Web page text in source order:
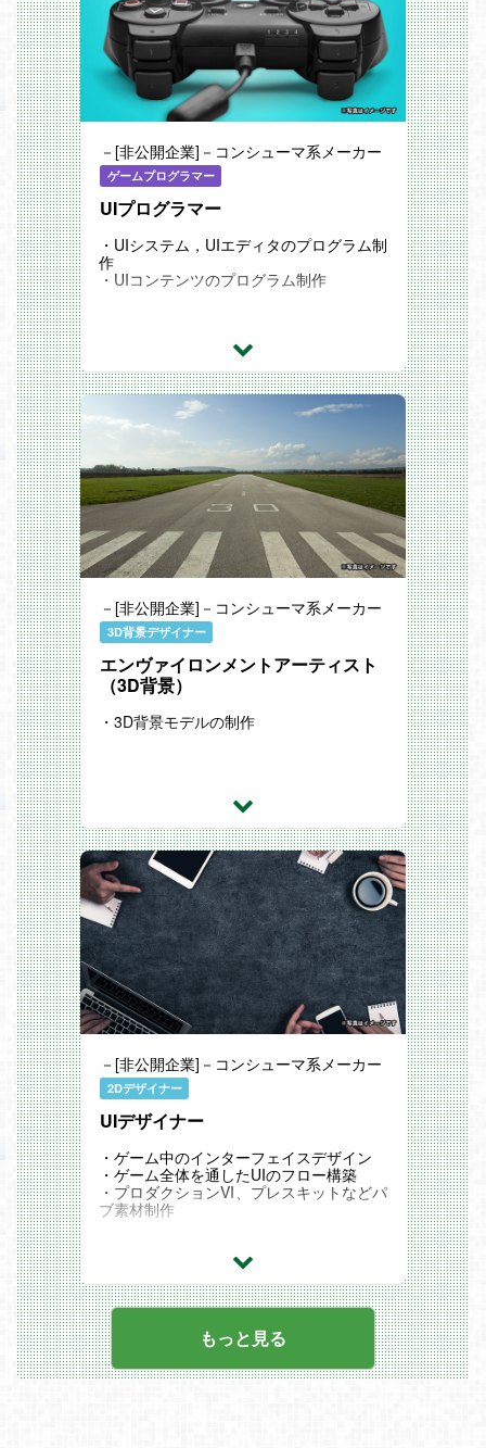
－[非公開企業]－コンシューマ系メーカー
ゲームプログラマー
UIプログラマー
・UIシステム，UIエディタのプログラム制
作
・UIコンテンツのプログラム制作
－[非公開企業]－コンシューマ系メーカー
3D背景デザイナー
エンヴァイロンメントアーティスト
（3D背景）
・3D背景モデルの制作
－[非公開企業]－コンシューマ系メーカー
2Dデザイナー
UIデザイナー
・ゲーム中のインターフェイスデザイン
・ゲーム全体を通したUIのフロー構築
・プロダクションVI、プレスキットなどパ
ブ素材制作
もっと見る